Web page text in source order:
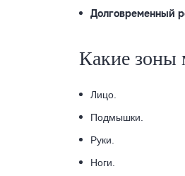
Долговременный
Какие зоны
Лицо.
Подмышки.
Руки.
Ноги.